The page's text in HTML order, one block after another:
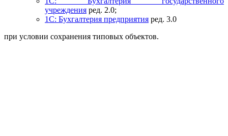
учреждения ред. 2.0;
1С: Бухгалтерия предприятия ред. 3.0
при условии сохранения типовых объектов.